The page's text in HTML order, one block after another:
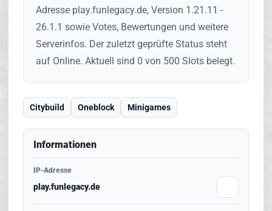
Adresse play.funlegacy.de, Version 1.21.11 -
26.1.1 sowie Votes, Bewertungen und weitere
Serverinfos. Der zuletzt geprüfte Status steht
auf Online. Aktuell sind 0 von 500 Slots belegt.
Citybuild Oneblock Minigames
Informationen
IP-Adresse
play.funlegacy.de